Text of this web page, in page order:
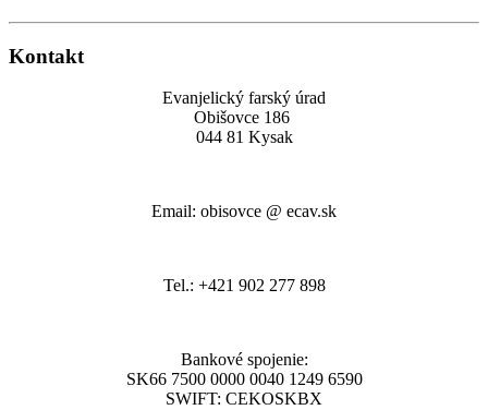
Kontakt
Evanjelický farský úrad
Obišovce 186
044 81 Kysak
Email: obisovce @ ecav.sk
Tel.: +421 902 277 898
Bankové spojenie:
SK66 7500 0000 0040 1249 6590
SWIFT: CEKOSKBX